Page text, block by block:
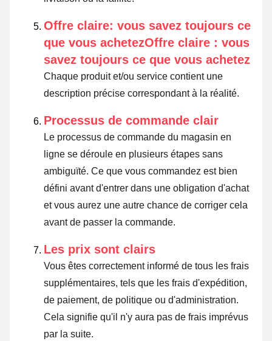
Offre claire: vous savez toujours ce
que vous achetezOffre claire : vous
savez toujours ce que vous achetez
Chaque produit et/ou service contient une
description précise correspondant à la réalité.
Processus de commande clair
Le processus de commande du magasin en
ligne se déroule en plusieurs étapes sans
ambiguïté. Ce que vous commandez est bien
défini avant d'entrer dans une obligation d'achat
et vous aurez une autre chance de corriger cela
avant de passer la commande.
Les prix sont clairs
Vous êtes correctement informé de tous les frais
supplémentaires, tels que les frais d'expédition,
de paiement, de politique ou d'administration.
Cela signifie qu'il n'y aura pas de frais imprévus
par la suite.